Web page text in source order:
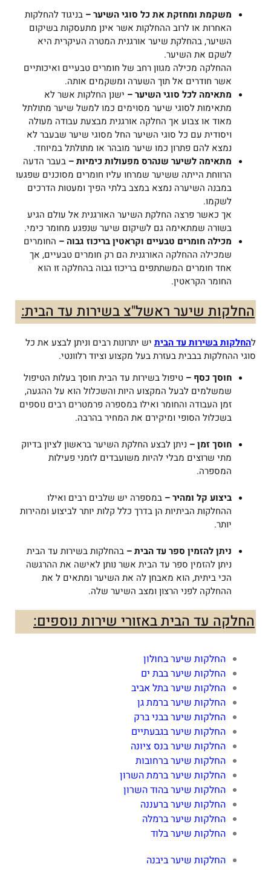
משקמת ומחזקת את כל סוגי השיער – בניגוד להחלקות
האחרות או לרוב ההחלקות אשר אינן מתעסקות בשיקום
השיער, בהחלקת שיער אורגנית המטרה העיקרית היא
לשקם את השיער.
ההחלקה מכילה מגוון רחב של חומרים טבעיים ואיכותיים
אשר חודרים אל תוך השערה ומשקמים אותה.
מתאימה לכל סוגי השיער – ישנן החלקות אשר לא
מתאימות לסוגי שיער מסוימים כמו למשל שיער מתולתל
מאוד או צבוע אך החלקה אורגנית מבצעת עבודה מעולה
ויסודית עם כל סוגי השיער החל מסוגי שיער שבעבר לא
נמצא להם פתרון כמו שיער מובהר או מתולתל במיוחד.
מתאימה לשיער שנהרס מפעולות כימיות – בעבר הדעה
הרווחת הייתה ששיער שמרחו עליו חומרים מסוכנים שפגעו
במבנה השיערה נמצא במצב בלתי הפיך ומעטות הדרכים
לשקמו.
אך כאשר פרצה החלקת השיער האורגנית אל עולם הגיע
בשורה שמתאימה גם לשיקום שיער שנפגע מחומר כימי.
מכילה חומרים טבעיים וקראטין בריכוז גבוה – החומרים
שמכילה ההחלקה האורגנית הם רק חומרים טבעיים, אך
אחד חומרים המשתתפים בריכוז גבוה בהחלקה זו הוא
החומר הקראטין.
החלקות שיער ראשל"צ בשירות עד הבית:
להחלקות בשירות עד הבית יש יתרונות רבים וניתן לבצע את כל
סוגי ההחלקות בבבית בעזרת בעל מקצוע וציוד רלוונטי.
חוסך כסף – טיפול בשירות עד הבית חוסך בעלות הטיפול
שמשלמים לבעל המקצוע היות והשכלול הוא על ההגעה,
זמן העבודה והחומר ואילו במספרה פרמטרים רבים נוספים
בשכלול הסופי ומיקירם את המחיר בהרבה.
חוסך זמן – ניתן לבצע החלקת השיער בראשון לציון בדיוק
מתי שרוצים מבלי להיות משועבדים לזמני פעילות
המספרה.
ביצוע קל ומהיר – במספרה יש שלבים רבים ואילו
ההחלקות הביתיות הן בדרך כלל קלות יותר לביצוע ומהירות
יותר.
ניתן להזמין ספר עד הבית – בהחלקות בשירות עד הבית
ניתן להזמין ספר עד הבית אשר נותן לאישה את ההרגשה
הכי ביתית, הוא מאבחן לה את השיער ומתאים ל את
ההחלקה לפני הרצון ומצב השיער שלה.
החלקה עד הבית באזורי שירות נוספים:
החלקות שיער בחולון
החלקות שיער בבת ים
החלקות שיער בתל אביב
החלקות שיער ברמת גן
החלקות שיער בבני ברק
החלקות שיער בגבעתיים
החלקות שיער בנס ציונה
החלקות שיער ברחובות
החלקות שיער ברמת השרון
החלקות שיער בהוד השרון
החלקות שיער ברעננה
החלקות שיער ברמלה
החלקות שיער בלוד
החלקות שיער ביבנה